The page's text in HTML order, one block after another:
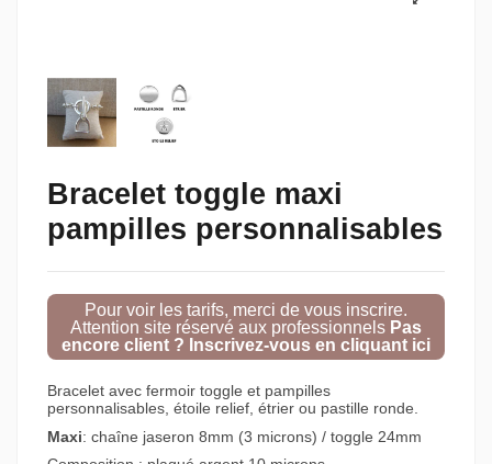
Bracelet toggle maxi
pampilles personnalisables
Pour voir les tarifs, merci de vous inscrire.
Attention site réservé aux professionnels Pas
encore client ? Inscrivez-vous en cliquant ici
Bracelet avec fermoir toggle et pampilles
personnalisables, étoile relief, étrier ou pastille ronde.
Maxi: chaîne jaseron 8mm (3 microns) / toggle 24mm